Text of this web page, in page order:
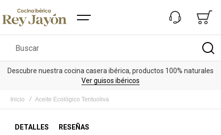
Buscar
Descubre nuestra cocina casera ibérica, productos 100% naturales
Ver guisos ibéricos
Inicio Aceite Ecológico Tentuoliva
DETALLES RESEÑAS